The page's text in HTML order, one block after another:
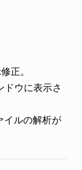
正。
ドウに表示さ
イルの解析が